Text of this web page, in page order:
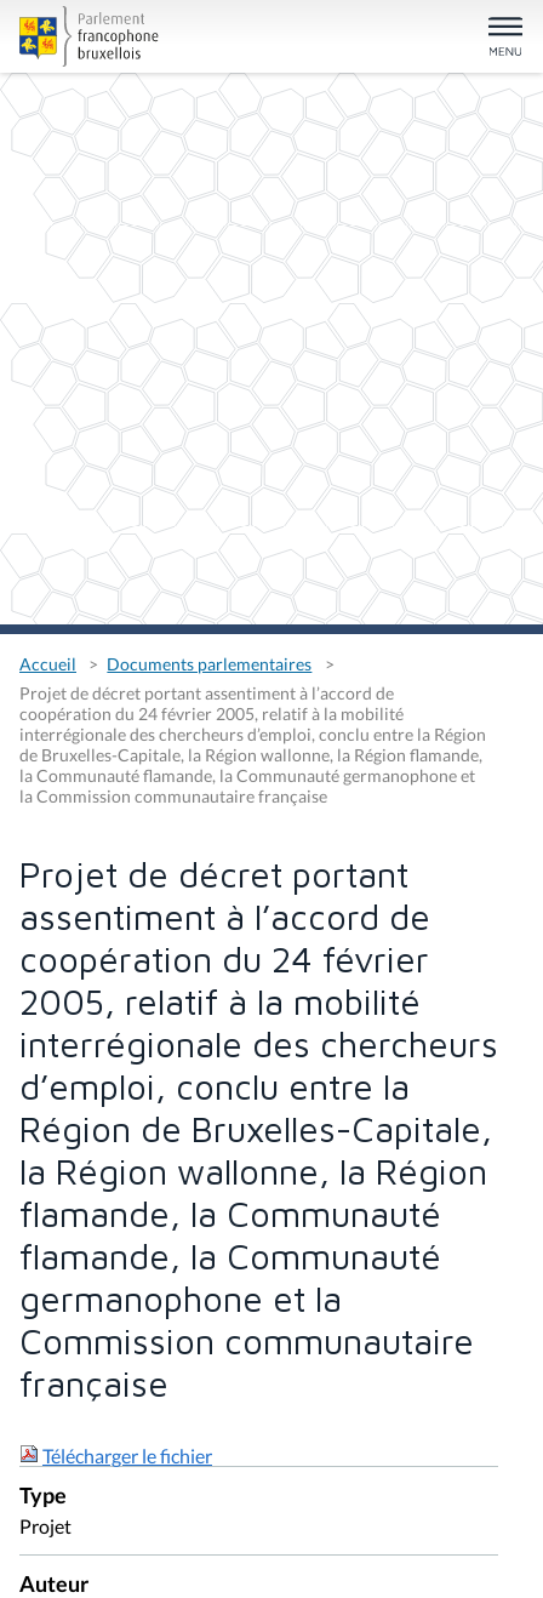
Accueil
Documents parlementaires
Projet de décret portant assentiment à l’accord de
coopération du 24 février 2005, relatif à la mobilité
interrégionale des chercheurs d’emploi, conclu entre la Région
de Bruxelles-Capitale, la Région wallonne, la Région flamande,
la Communauté flamande, la Communauté germanophone et
la Commission communautaire française
Projet de décret portant
assentiment à l’accord de
coopération du 24 février
2005, relatif à la mobilité
interrégionale des chercheurs
d’emploi, conclu entre la
Région de Bruxelles-Capitale,
la Région wallonne, la Région
flamande, la Communauté
flamande, la Communauté
germanophone et la
Commission communautaire
française
Télécharger le fichier
Type
Projet
Auteur